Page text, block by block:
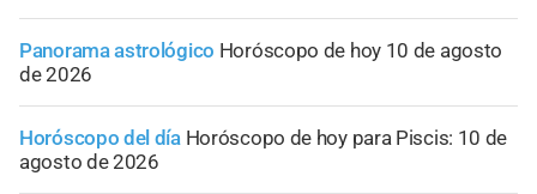
Panorama astrológico Horóscopo de hoy 10 de agosto
de 2026
Horóscopo del día Horóscopo de hoy para Piscis: 10 de
agosto de 2026